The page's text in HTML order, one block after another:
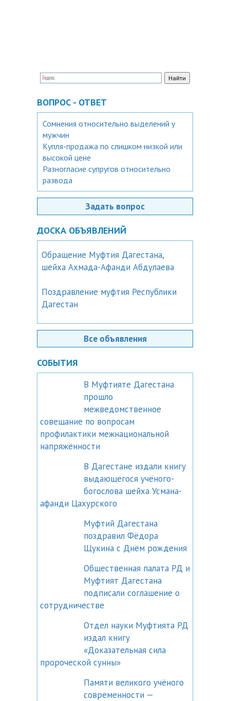
ВОПРОС - ОТВЕТ
Сомнения относительно выделений у
мужчин
Купля-продажа по слишком низкой или
высокой цене
Разногласие супругов относительно
развода
Задать вопрос
ДОСКА ОБЪЯВЛЕНИЙ
Обращение Муфтия Дагестана,
шейха Ахмада-Афанди Абдулаева
Поздравление муфтия Республики
Дагестан
Все объявления
СОБЫТИЯ
В Муфтияте Дагестана
прошло
межведомственное
совещание по вопросам
профилактики межнациональной
напряжённости
В Дагестане издали книгу
выдающегося учёного-
богослова шейха Усмана-
афанди Цахурского
Муфтий Дагестана
поздравил Фёдора
Щукина с Днём рождения
Общественная палата РД и
Муфтият Дагестана
подписали соглашение о
сотрудничестве
Отдел науки Муфтията РД
издал книгу
«Доказательная сила
пророческой сунны»
Памяти великого учёного
современности —